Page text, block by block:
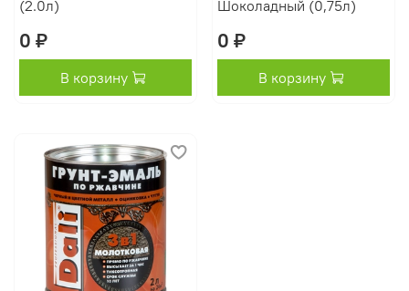
(2.0л)
0 ₽
В корзину
Шоколадный (0,75л)
0 ₽
В корзину